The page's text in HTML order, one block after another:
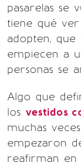
pasarelas se
tiene qué
adopten,
empiecen a
personas se
Algo que
los vestidos
muchas
empezaron
reafirman en